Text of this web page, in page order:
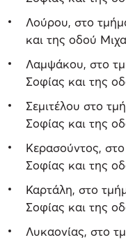
Λούρου, στο
και της οδού
Λαμψάκου, στο
Σοφίας και της
Σεμιτέλου στο
Σοφίας και της
Κερασούντος,
Σοφίας και της
Καρτάλη, στο
Σοφίας και της
Λυκαονίας, στο